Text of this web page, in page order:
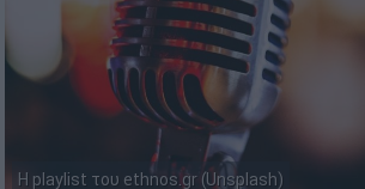
Η playlist του ethnos.gr (Unsplash)